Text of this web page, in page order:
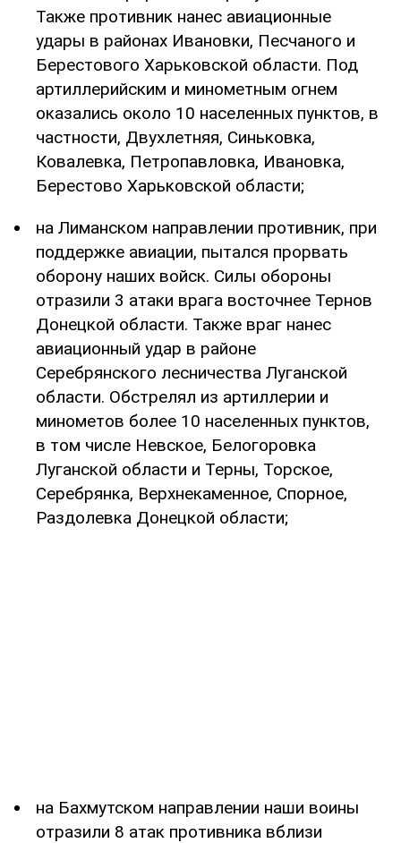
Также противник нанес авиационные
удары в районах Ивановки, Песчаного и
Берестового Харьковской области. Под
артиллерийским и минометным огнем
оказались около 10 населенных пунктов, в
частности, Двухлетняя, Синьковка,
Ковалевка, Петропавловка, Ивановка,
Берестово Харьковской области;
на Лиманском направлении противник, при
поддержке авиации, пытался прорвать
оборону наших войск. Силы обороны
отразили 3 атаки врага восточнее Тернов
Донецкой области. Также враг нанес
авиационный удар в районе
Серебрянского лесничества Луганской
области. Обстрелял из артиллерии и
минометов более 10 населенных пунктов,
в том числе Невское, Белогоровка
Луганской области и Терны, Торское,
Серебрянка, Верхнекаменное, Спорное,
Раздолевка Донецкой области;
на Бахмутском направлении наши воины
отразили 8 атак противника вблизи